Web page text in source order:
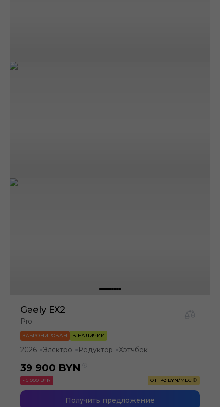
Geely EX2
Pro
ЗАБРОНИРОВАН В НАЛИЧИИ
2026 ●Электро ● Редуктор ●Хэтчбек
39 900 BYN
- 5 000 BYN ОТ 142 BYN/МЕС
Получить предложение